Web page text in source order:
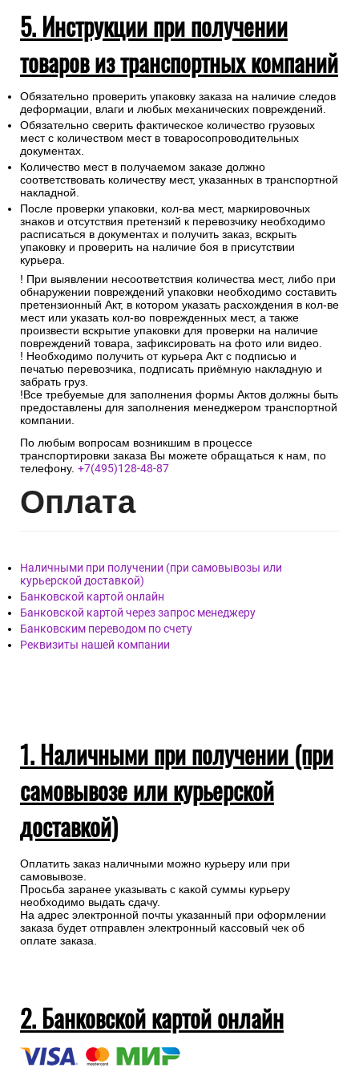
5. Инструкции при получении
товаров из транспортных компаний
Обязательно проверить упаковку заказа на наличие следов
деформации, влаги и любых механических повреждений.
Обязательно сверить фактическое количество грузовых
мест с количеством мест в товаросопроводительных
документах.
Количество мест в получаемом заказе должно
соответствовать количеству мест, указанных в транспортной
накладной.
После проверки упаковки, кол-ва мест, маркировочных
знаков и отсутствия претензий к перевозчику необходимо
расписаться в документах и получить заказ, вскрыть
упаковку и проверить на наличие боя в присутствии
курьера.
! При выявлении несоответствия количества мест, либо при
обнаружении повреждений упаковки необходимо составить
претензионный Акт, в котором указать расхождения в кол-ве
мест или указать кол-во поврежденных мест, а также
произвести вскрытие упаковки для проверки на наличие
повреждений товара, зафиксировать на фото или видео.
! Необходимо получить от курьера Акт с подписью и
печатью перевозчика, подписать приёмную накладную и
забрать груз.
!Все требуемые для заполнения формы Актов должны быть
предоставлены для заполнения менеджером транспортной
компании.
По любым вопросам возникшим в процессе
транспортировки заказа Вы можете обращаться к нам, по
телефону. +7(495)128-48-87
Оплата
Наличными при получении (при самовывозы или
курьерской доставкой)
Банковской картой онлайн
Банковской картой через запрос менеджеру
Банковским переводом по счету
Реквизиты нашей компании
1. Наличными при получении (при
самовывозе или курьерской
доставкой)
Оплатить заказ наличными можно курьеру или при
самовывозе.
Просьба заранее указывать с какой суммы курьеру
необходимо выдать сдачу.
На адрес электронной почты указанный при оформлении
заказа будет отправлен электронный кассовый чек об
оплате заказа.
2. Банковской картой онлайн